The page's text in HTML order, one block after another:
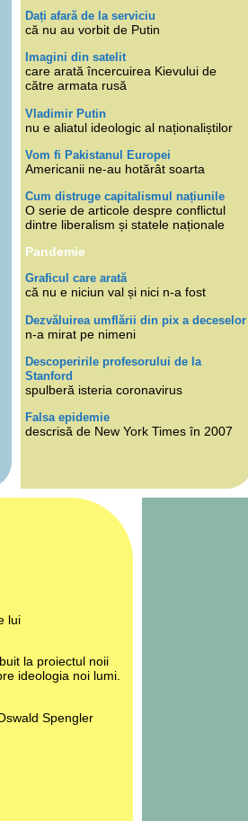
Dați afară de la serviciu
că nu au vorbit de Putin
Imagini din satelit
care arată încercuirea Kievului de
către armata rusă
Vladimir Putin
nu e aliatul ideologic al naționaliștilor
Vom fi Pakistanul Europei
Americanii ne-au hotărât soarta
Cum distruge capitalismul națiunile
O serie de articole despre conflictul
dintre liberalism și statele naționale
Pandemie
Graficul care arată
că nu e niciun val și nici n-a fost
Dezvăluirea umflării din pix a deceselor
n-a mirat pe nimeni
Descoperirile profesorului de la
Stanford
spulberă isteria coronavirus
Falsa epidemie
descrisă de New York Times în 2007
lui
la proiectul noii
ideologia noi lumi.
Spengler